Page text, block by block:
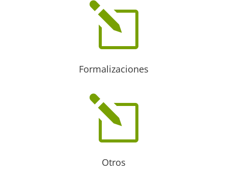
l
Formalizaciones
l
Otros